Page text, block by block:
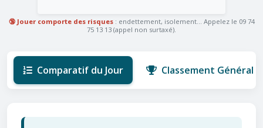
🔞 Jouer comporte des risques: endettement, isolement... Appelez le 09 74
75 13 13 (appel non surtaxé).
Comparatif du Jour Classement Général